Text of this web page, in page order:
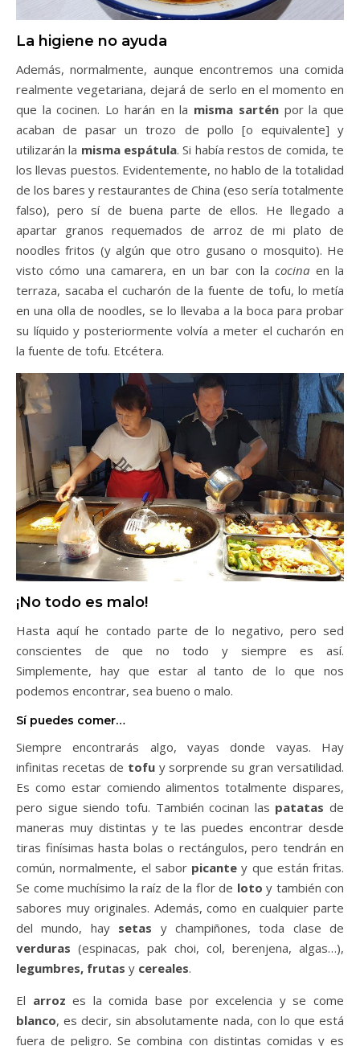
La higiene no ayuda
Además, normalmente, aunque encontremos una comida
realmente vegetariana, dejará de serlo en el momento en
que la cocinen. Lo harán en la misma sarténpor la que
acaban de pasar un trozo de pollo [o equivalente] y
utilizarán la misma espátula. Si había restos de comida, te
los llevas puestos. Evidentemente, no hablo de la totalidad
de los bares y restaurantes de China (eso sería totalmente
falso), pero sí de buena parte de ellos. He llegado a
apartar granos requemados de arroz de mi plato de
noodles fritos (y algún que otro gusano o mosquito). He
visto cómo una camarera, en un bar con lacocina en la
terraza, sacaba el cucharón de la fuente de tofu, lo metía
en una olla de noodles, se lo llevaba a la boca para probar
su líquido y posteriormente volvía a meter el cucharón en
la fuente de tofu. Etcétera.
¡No todo es malo!
Hasta aquí he contado parte de lo negativo, pero sed
conscientes de que no todo y siempre es así.
Simplemente, hay que estar al tanto de lo que nos
podemos encontrar, sea bueno o malo.
Sí puedes comer…
Siempre encontrarás algo, vayas donde vayas. Hay
infinitas recetas de tofuy sorprende su gran versatilidad.
Es como estar comiendo alimentos totalmente dispares,
pero sigue siendo tofu. También cocinan las patatas de
maneras muy distintas y te las puedes encontrar desde
tiras finísimas hasta bolas o rectángulos, pero tendrán en
común, normalmente, el sabor picante y que están fritas.
Se come muchísimo la raíz de la flor de loto y también con
sabores muy originales. Además, como en cualquier parte
del mundo, hay setas y champiñones, toda clase de
verduras (espinacas, pak choi, col, berenjena, algas…),
legumbres, frutas y cereales.
El arroz es la comida base por excelencia y se come
blanco, es decir, sin absolutamente nada, con lo que está
fuera de peligro. Se combina con distintas comidas y es